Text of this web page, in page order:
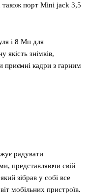
також порт Mini jack 3,5
і 8 Мп для
якість знімків,
приємні кадри з гарним
радувати
представляючи свій
зібрав у собі все
мобільних пристроїв.